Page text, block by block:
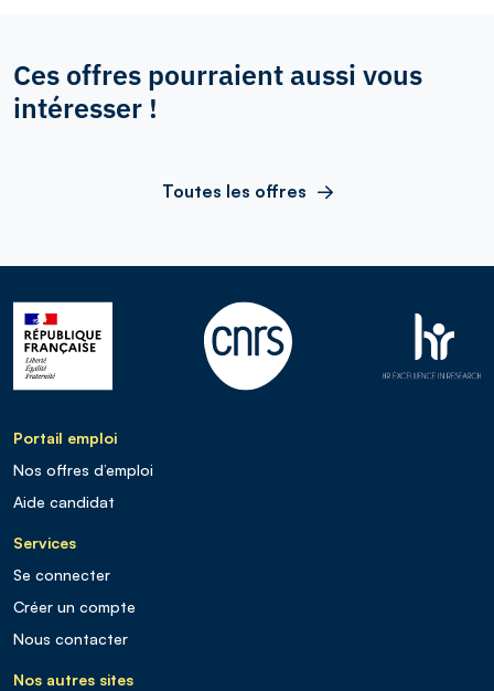
Ces offres pourraient aussi vous
intéresser !
Toutes les offres
Portail emploi
Nos offres d’emploi
Aide candidat
Services
Se connecter
Créer un compte
Nous contacter
Nos autres sites